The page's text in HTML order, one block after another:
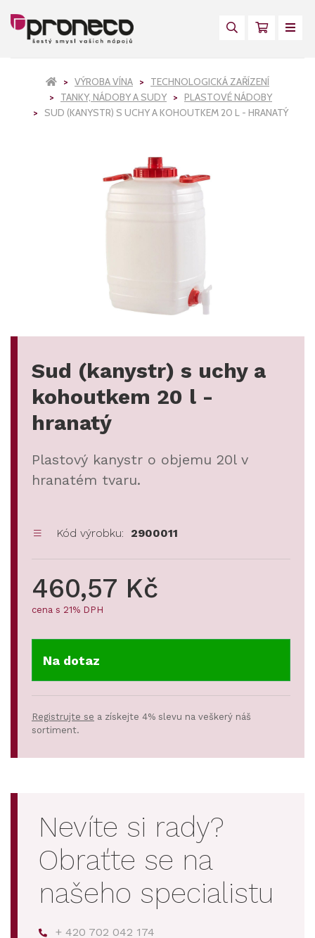
VÝROBA VÍNA
TECHNOLOGICKÁ ZAŘÍZENÍ
TANKY, NÁDOBY A SUDY
PLASTOVÉ NÁDOBY
SUD (KANYSTR) S UCHY A KOHOUTKEM 20 L - HRANATÝ
Sud (kanystr) s uchy a
kohoutkem 20 l -
hranatý
Plastový kanystr o objemu 20l v
hranatém tvaru.
Kód výrobku: 2900011
460,57 Kč
cena s 21% DPH
Na dotaz
Registrujte se a získejte 4% slevu na veškerý náš
sortiment.
Nevíte si rady?
Obraťte se na
našeho specialistu
+ 420 702 042 174